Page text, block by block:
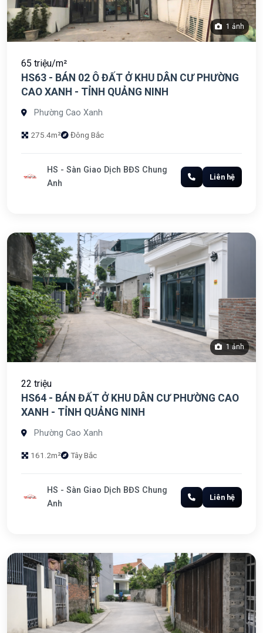
1 ảnh
65 triệu/m²
HS63 - BÁN 02 Ô ĐẤT Ở KHU DÂN CƯ PHƯỜNG
CAO XANH - TỈNH QUẢNG NINH
Phường Cao Xanh
275.4m² Đông Bắc
HS - Sàn Giao Dịch BĐS Chung
Anh
Liên hệ
1 ảnh
22 triệu
HS64 - BÁN ĐẤT Ở KHU DÂN CƯ PHƯỜNG CAO
XANH - TỈNH QUẢNG NINH
Phường Cao Xanh
161.2m² Tây Bắc
HS - Sàn Giao Dịch BĐS Chung
Anh
Liên hệ